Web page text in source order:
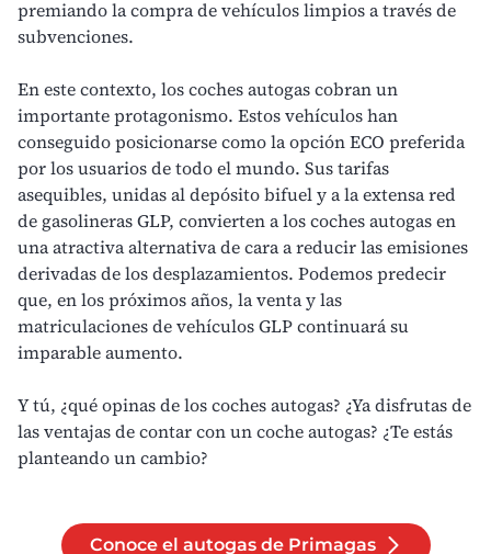
premiando la compra de vehículos limpios a través de
subvenciones.
En este contexto, los coches autogas cobran un
importante protagonismo. Estos vehículos han
conseguido posicionarse como la opción ECO preferida
por los usuarios de todo el mundo. Sus tarifas
asequibles, unidas al depósito bifuel y a la extensa red
de gasolineras GLP, convierten a los coches autogas en
una atractiva alternativa de cara a reducir las emisiones
derivadas de los desplazamientos. Podemos predecir
que, en los próximos años, la venta y las
matriculaciones de vehículos GLP continuará su
imparable aumento.
Y tú, ¿qué opinas de los coches autogas? ¿Ya disfrutas de
las ventajas de contar con un coche autogas? ¿Te estás
planteando un cambio?
Conoce el autogas de Primagas